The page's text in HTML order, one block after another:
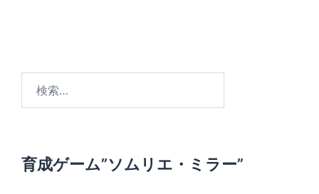
育成ゲーム”ソムリエ・ミラー”